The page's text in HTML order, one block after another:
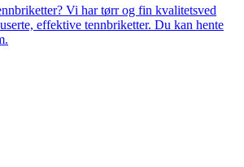
Vi har tørr og fin kvalitetsved
effektive tennbriketter. Du kan hente